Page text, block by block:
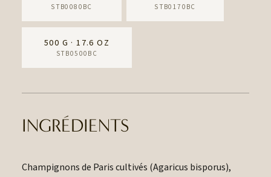
STB0080BC STB0170BC
500 G · 17.6 OZ
STB0500BC
INGRÉDIENTS
Champignons de Paris cultivés (Agaricus bisporus),